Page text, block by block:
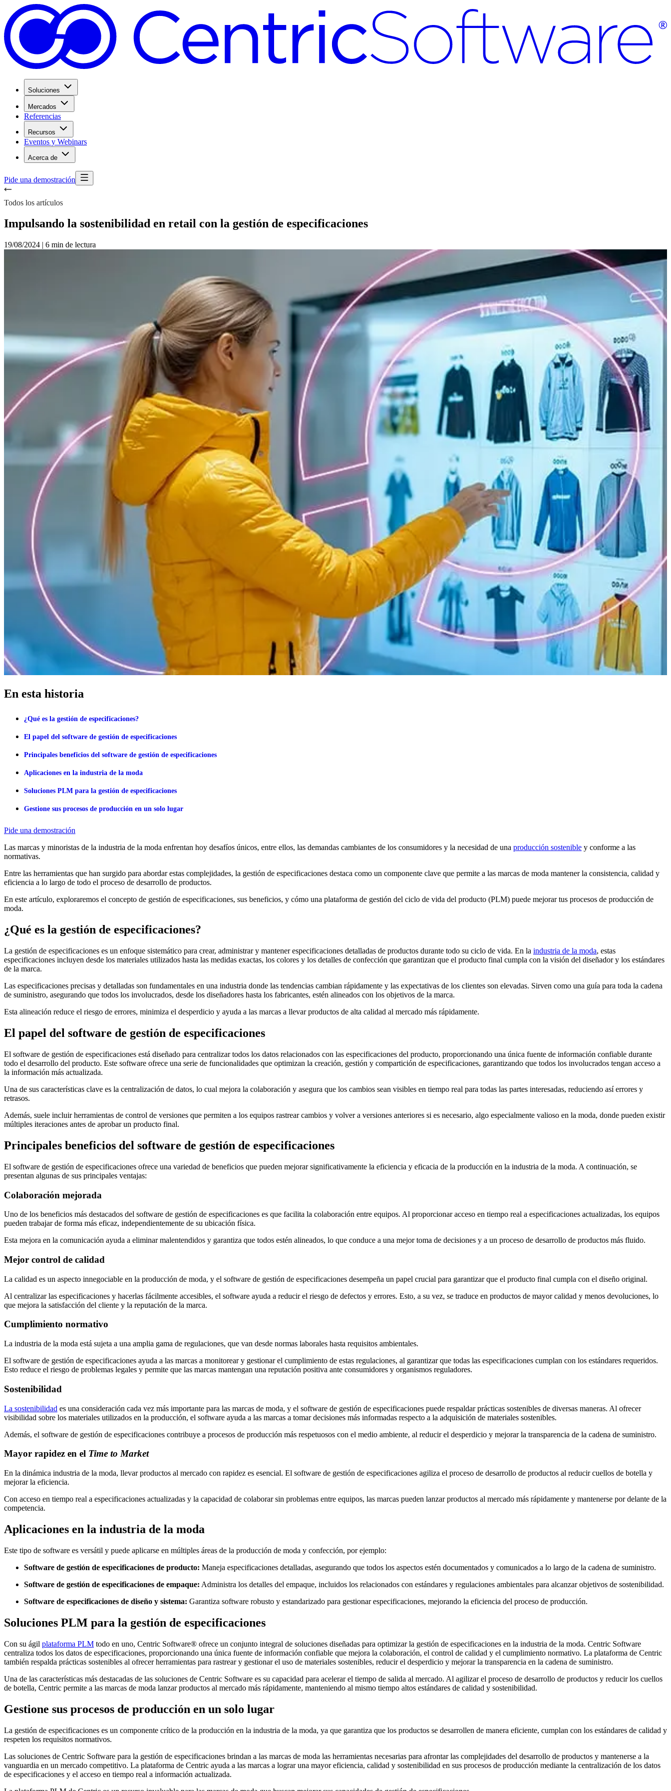
Soluciones
Mercados
Referencias
Recursos
Eventos y Webinars
Acerca de
Pide una demostración
Todos los artículos
Impulsando la sostenibilidad en retail con la gestión de especificaciones
19/08/2024 | 6 min de lectura
En esta historia
¿Qué es la gestión de especificaciones?
El papel del software de gestión de especificaciones
Principales beneficios del software de gestión de especificaciones
Aplicaciones en la industria de la moda
Soluciones PLM para la gestión de especificaciones
Gestione sus procesos de producción en un solo lugar
Pide una demostración
Las marcas y minoristas de la industria de la moda enfrentan hoy desafíos únicos, entre ellos, las demandas cambiantes de los consumidores y la necesidad de una producción sostenible y conforme a las
normativas.
Entre las herramientas que han surgido para abordar estas complejidades, la gestión de especificaciones destaca como un componente clave que permite a las marcas de moda mantener la consistencia, calidad y
eficiencia a lo largo de todo el proceso de desarrollo de productos.
En este artículo, exploraremos el concepto de gestión de especificaciones, sus beneficios, y cómo una plataforma de gestión del ciclo de vida del producto (PLM) puede mejorar tus procesos de producción de
moda.
¿Qué es la gestión de especificaciones?
La gestión de especificaciones es un enfoque sistemático para crear, administrar y mantener especificaciones detalladas de productos durante todo su ciclo de vida. En la industria de la moda, estas
especificaciones incluyen desde los materiales utilizados hasta las medidas exactas, los colores y los detalles de confección que garantizan que el producto final cumpla con la visión del diseñador y los estándares
de la marca.
Las especificaciones precisas y detalladas son fundamentales en una industria donde las tendencias cambian rápidamente y las expectativas de los clientes son elevadas. Sirven como una guía para toda la cadena
de suministro, asegurando que todos los involucrados, desde los diseñadores hasta los fabricantes, estén alineados con los objetivos de la marca.
Esta alineación reduce el riesgo de errores, minimiza el desperdicio y ayuda a las marcas a llevar productos de alta calidad al mercado más rápidamente.
El papel del software de gestión de especificaciones
El software de gestión de especificaciones está diseñado para centralizar todos los datos relacionados con las especificaciones del producto, proporcionando una única fuente de información confiable durante
todo el desarrollo del producto. Este software ofrece una serie de funcionalidades que optimizan la creación, gestión y compartición de especificaciones, garantizando que todos los involucrados tengan acceso a
la información más actualizada.
Una de sus características clave es la centralización de datos, lo cual mejora la colaboración y asegura que los cambios sean visibles en tiempo real para todas las partes interesadas, reduciendo así errores y
retrasos.
Además, suele incluir herramientas de control de versiones que permiten a los equipos rastrear cambios y volver a versiones anteriores si es necesario, algo especialmente valioso en la moda, donde pueden existir
múltiples iteraciones antes de aprobar un producto final.
Principales beneficios del software de gestión de especificaciones
El software de gestión de especificaciones ofrece una variedad de beneficios que pueden mejorar significativamente la eficiencia y eficacia de la producción en la industria de la moda. A continuación, se
presentan algunas de sus principales ventajas:
Colaboración mejorada
Uno de los beneficios más destacados del software de gestión de especificaciones es que facilita la colaboración entre equipos. Al proporcionar acceso en tiempo real a especificaciones actualizadas, los equipos
pueden trabajar de forma más eficaz, independientemente de su ubicación física.
Esta mejora en la comunicación ayuda a eliminar malentendidos y garantiza que todos estén alineados, lo que conduce a una mejor toma de decisiones y a un proceso de desarrollo de productos más fluido.
Mejor control de calidad
La calidad es un aspecto innegociable en la producción de moda, y el software de gestión de especificaciones desempeña un papel crucial para garantizar que el producto final cumpla con el diseño original.
Al centralizar las especificaciones y hacerlas fácilmente accesibles, el software ayuda a reducir el riesgo de defectos y errores. Esto, a su vez, se traduce en productos de mayor calidad y menos devoluciones, lo
que mejora la satisfacción del cliente y la reputación de la marca.
Cumplimiento normativo
La industria de la moda está sujeta a una amplia gama de regulaciones, que van desde normas laborales hasta requisitos ambientales.
El software de gestión de especificaciones ayuda a las marcas a monitorear y gestionar el cumplimiento de estas regulaciones, al garantizar que todas las especificaciones cumplan con los estándares requeridos.
Esto reduce el riesgo de problemas legales y permite que las marcas mantengan una reputación positiva ante consumidores y organismos reguladores.
Sostenibilidad
La sostenibilidad es una consideración cada vez más importante para las marcas de moda, y el software de gestión de especificaciones puede respaldar prácticas sostenibles de diversas maneras. Al ofrecer
visibilidad sobre los materiales utilizados en la producción, el software ayuda a las marcas a tomar decisiones más informadas respecto a la adquisición de materiales sostenibles.
Además, el software de gestión de especificaciones contribuye a procesos de producción más respetuosos con el medio ambiente, al reducir el desperdicio y mejorar la transparencia de la cadena de suministro.
Mayor rapidez en el Time to Market
En la dinámica industria de la moda, llevar productos al mercado con rapidez es esencial. El software de gestión de especificaciones agiliza el proceso de desarrollo de productos al reducir cuellos de botella y
mejorar la eficiencia.
Con acceso en tiempo real a especificaciones actualizadas y la capacidad de colaborar sin problemas entre equipos, las marcas pueden lanzar productos al mercado más rápidamente y mantenerse por delante de la
competencia.
Aplicaciones en la industria de la moda
Este tipo de software es versátil y puede aplicarse en múltiples áreas de la producción de moda y confección, por ejemplo:
Software de gestión de especificaciones de producto: Maneja especificaciones detalladas, asegurando que todos los aspectos estén documentados y comunicados a lo largo de la cadena de suministro.
Software de gestión de especificaciones de empaque: Administra los detalles del empaque, incluidos los relacionados con estándares y regulaciones ambientales para alcanzar objetivos de sostenibilidad.
Software de especificaciones de diseño y sistema: Garantiza software robusto y estandarizado para gestionar especificaciones, mejorando la eficiencia del proceso de producción.
Soluciones PLM para la gestión de especificaciones
Con su ágil plataforma PLM todo en uno, Centric Software® ofrece un conjunto integral de soluciones diseñadas para optimizar la gestión de especificaciones en la industria de la moda. Centric Software
centraliza todos los datos de especificaciones, proporcionando una única fuente de información confiable que mejora la colaboración, el control de calidad y el cumplimiento normativo. La plataforma de Centric
también respalda prácticas sostenibles al ofrecer herramientas para rastrear y gestionar el uso de materiales sostenibles, reducir el desperdicio y mejorar la transparencia en la cadena de suministro.
Una de las características más destacadas de las soluciones de Centric Software es su capacidad para acelerar el tiempo de salida al mercado. Al agilizar el proceso de desarrollo de productos y reducir los cuellos
de botella, Centric permite a las marcas de moda lanzar productos al mercado más rápidamente, manteniendo al mismo tiempo altos estándares de calidad y sostenibilidad.
Gestione sus procesos de producción en un solo lugar
La gestión de especificaciones es un componente crítico de la producción en la industria de la moda, ya que garantiza que los productos se desarrollen de manera eficiente, cumplan con los estándares de calidad y
respeten los requisitos normativos.
Las soluciones de Centric Software para la gestión de especificaciones brindan a las marcas de moda las herramientas necesarias para afrontar las complejidades del desarrollo de productos y mantenerse a la
vanguardia en un mercado competitivo. La plataforma de Centric ayuda a las marcas a lograr una mayor eficiencia, calidad y sostenibilidad en sus procesos de producción mediante la centralización de los datos
de especificaciones y el acceso en tiempo real a información actualizada.